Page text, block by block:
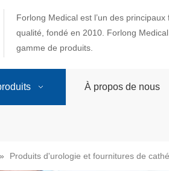
Forlong Medical est l’un des
qualité, fondé en 2010. Forlong
gamme de produits.
À propos de nous
» Produits d'urologie et fournitures de